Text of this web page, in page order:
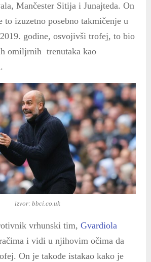
Mančester Sitija i Junajteda. On
to izuzetno posebno takmičenje u
godine, osvojivši trofej, to bio
omiljrnih trenutaka kao
izvor: bbci.co.uk
vrhunski tim, Gvardiola
i vidi u njihovim očima da
On je takođe istakao kako je